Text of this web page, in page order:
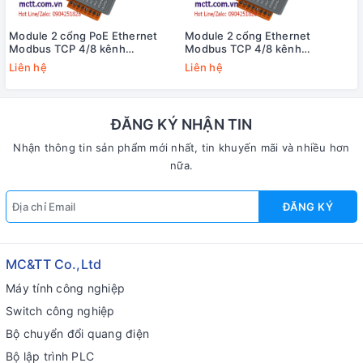
Module 2 cổng PoE Ethernet
Modbus TCP 4/8 kênh
Counter/Frequency/Encoder +4
kênh DO ICP DAS PET-7284 CR
Liên hệ
Module 2 cổng Ethernet
Modbus TCP 4/8 kênh
Counter/Frequency/Encoder +4
kênh DO ICP DAS ET-7284 CR
Liên hệ
ĐĂNG KÝ NHẬN TIN
Nhận thông tin sản phẩm mới nhất, tin khuyến mãi và nhiều hơn
nữa.
ĐĂNG KÝ
MC&TT Co.,Ltd
Máy tính công nghiệp
Switch công nghiệp
Bộ chuyển đổi quang điện
Bộ lập trình PLC